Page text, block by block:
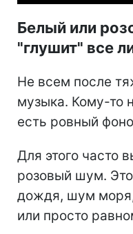
Белый или
"глушит" все
Не всем после
музыка. Кому-то
есть ровный
Для этого часто
розовый шум.
дождя, шум моря,
или просто